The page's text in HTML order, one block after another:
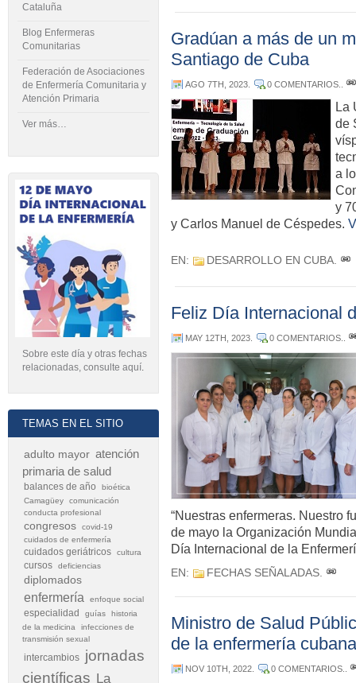
Gradúan a más de un
Santiago de Cuba
AGO 7TH, 2023. 0 COMENTARIOS.
La
de
a
y
y Carlos Manuel de Céspedes.
EN: DESARROLLO EN CUBA.
Feliz Día Internacional
MAY 12TH, 2023. 0 COMENTARIOS.
“Nuestras enfermeras. Nuestro
de mayo la Organización
Día Internacional de la
EN: FECHAS SEÑALADAS.
Ministro de Salud
de la enfermería cubana
NOV 10TH, 2022. 0 COMENTARIOS.
Cataluña
Blog Enfermeras
Comunitarias
Federación de Asociaciones
de Enfermería Comunitaria y
Atención Primaria
Ver más…
Sobre este día y otras fechas
relacionadas, consulte aquí.
TEMAS EN EL SITIO
adulto mayor atención
primaria de salud
balances de año
bioética
Camagüey
comunicación
conducta profesional
congresos
covid-19
cuidados de enfermería
cuidados geriátricos cultura
cursos deficiencias
diplomados
enfermería enfoque social
especialidad guías
historia
de la medicina
infecciones de
transmisión sexual
intercambios jornadas
científicas La